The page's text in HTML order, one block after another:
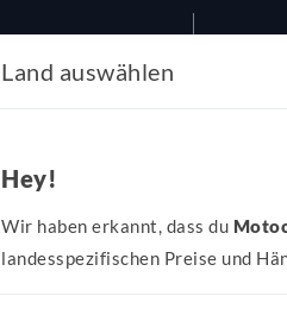
Land auswählen
Hey!
Wir haben erkannt, dass du
landesspezifischen Preise und